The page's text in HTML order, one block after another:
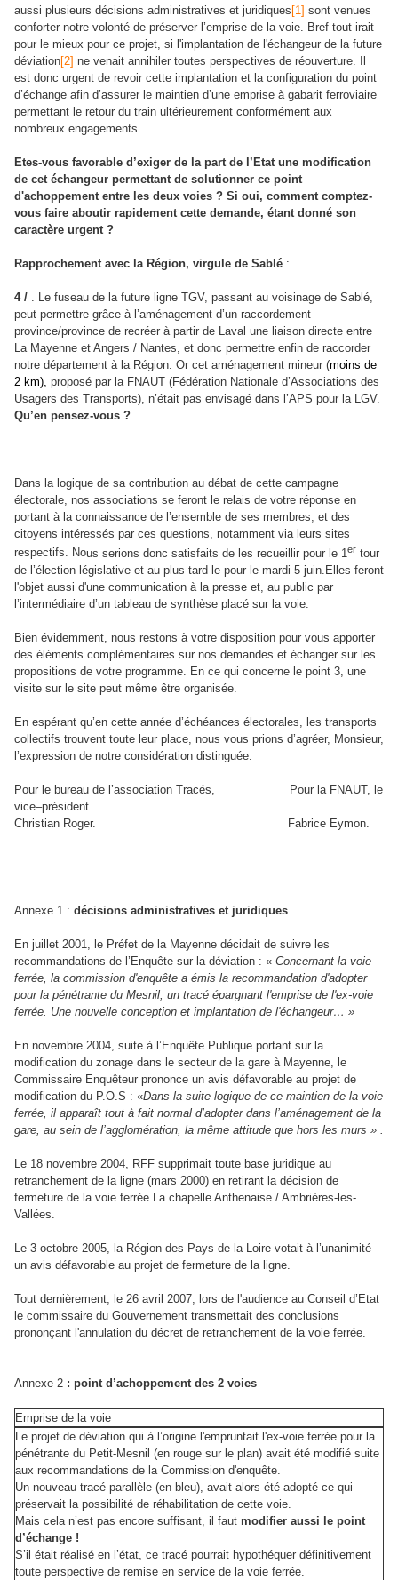
aussi plusieurs décisions administratives et juridiques [1] sont venues
conforter notre volonté de préserver l’emprise de la voie. Bref tout irait
pour le mieux pour ce projet, si l'implantation de l'échangeur de la future
déviation[2] ne venait annihiler toutes perspectives de réouverture. Il
est donc urgent de revoir cette implantation et la configuration du point
d’échange afin d’assurer le maintien d’une emprise à gabarit ferroviaire
permettant le retour du train ultérieurement conformément aux
nombreux engagements.
Etes-vous favorable d’exiger de la part de l’Etat une modification
de cet échangeur permettant de solutionner ce point
d'achoppement entre les deux voies ? Si oui, comment comptez-
vous faire aboutir rapidement cette demande, étant donné son
caractère urgent ?
Rapprochement avec la Région, virgule de Sablé :
4 / . Le fuseau de la future ligne TGV, passant au voisinage de Sablé,
peut permettre grâce à l’aménagement d’un raccordement
province/province de recréer à partir de Laval une liaison directe entre
La Mayenne et Angers / Nantes, et donc permettre enfin de raccorder
notre département à la Région. Or cet aménagement mineur (moins de
2 km), proposé par la FNAUT (Fédération Nationale d’Associations des
Usagers des Transports), n’était pas envisagé dans l’APS pour la LGV.
Qu’en pensez-vous ?
Dans la logique de sa contribution au débat de cette campagne
électorale, nos associations se feront le relais de votre réponse en
portant à la connaissance de l’ensemble de ses membres, et des
citoyens intéressés par ces questions, notamment via leurs sites
respectifs. Nous serions donc satisfaits de les recueillir pour le 1er tour
de l’élection législative et au plus tard le pour le mardi 5 juin. Elles feront
l'objet aussi d'une communication à la presse et, au public par
l’intermédiaire d’un tableau de synthèse placé sur la voie
Bien évidemment, nous restons à votre disposition pour vous apporter
des éléments complémentaires sur nos demandes et échanger sur les
propositions de votre programme. En ce qui concerne le point 3, une
visite sur le site peut même être organisée.
En espérant qu’en cette année d’échéances électorales, les transports
collectifs trouvent toute leur place, nous vous prions d’agréer, Monsieur,
l’expression de notre considération distinguée.
Pour le bureau de l’association Tracés, Pour la FNAUT, le
vice–président
Christian Roger.
Fabrice Eymon.
Annexe 1 : décisions administratives et juridiques
En juillet 2001, le Préfet de la Mayenne décidait de suivre les
recommandations de l’Enquête sur la déviation : « Concernant la voie
ferrée, la commission d'enquête a émis la recommandation d'adopter
pour la pénétrante du Mesnil, un tracé épargnant l'emprise de l'ex-voie
ferrée. Une nouvelle conception et implantation de l'échangeur… »
En novembre 2004, suite à l’Enquête Publique portant sur la
modification du zonage dans le secteur de la gare à Mayenne, le
Commissaire Enquêteur prononce un avis défavorable au projet de
modification du P.O.S : «Dans la suite logique de ce maintien de la voie
ferrée, il apparaît tout à fait normal d’adopter dans l’aménagement de la
gare, au sein de l’agglomération, la même attitude que hors les murs » .
Le 18 novembre 2004, RFF supprimait toute base juridique au
retranchement de la ligne (mars 2000) en retirant la décision de
fermeture de la voie ferrée La chapelle Anthenaise / Ambrières-les-
Vallées.
Le 3 octobre 2005, la Région des Pays de la Loire votait à l’unanimité
un avis défavorable au projet de fermeture de la ligne.
Tout dernièrement, le 26 avril 2007, lors de l'audience au Conseil d’Etat
le commissaire du Gouvernement transmettait des conclusions
prononçant l'annulation du décret de retranchement de la voie ferrée.
Annexe 2 : point d’achoppement des 2 voies
Emprise de la voie
Le projet de déviation qui à l’origine l'empruntait l'ex-voie ferrée pour la
pénétrante du Petit-Mesnil (en rouge sur le plan) avait été modifié suite
aux recommandations de la Commission d'enquête.
Un nouveau tracé parallèle (en bleu), avait alors été adopté ce qui
préservait la possibilité de réhabilitation de cette voie.
Mais cela n’est pas encore suffisant, il faut modifier aussi le point
d’échange !
S’il était réalisé en l’état, ce tracé pourrait hypothéquer définitivement
toute perspective de remise en service de la voie ferrée.